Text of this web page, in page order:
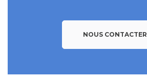
NOUS CONTACTER